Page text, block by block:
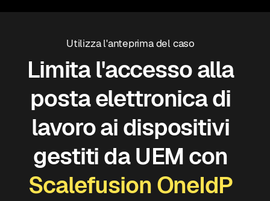
Utilizza l'anteprima del caso
Limita l'accesso alla
posta elettronica di
lavoro ai dispositivi
gestiti da UEM con
Scalefusion OneIdP